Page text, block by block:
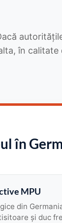
în calitate
în
MPU
din
și duc